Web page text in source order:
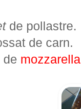
de pollastre.
de carn.
de mozzarella